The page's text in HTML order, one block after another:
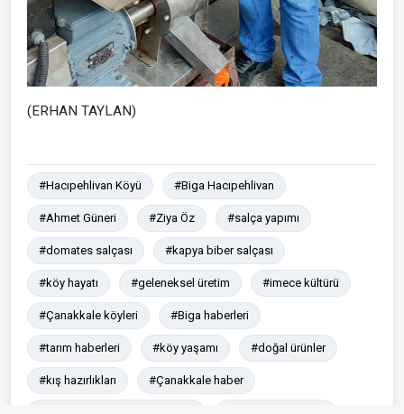
(ERHAN TAYLAN)
#Hacıpehlivan Köyü #Biga Hacıpehlivan
#Ahmet Güneri #Ziya Öz #salça yapımı
#domates salçası #kapya biber salçası
#köy hayatı #geleneksel üretim #imece kültürü
#Çanakkale köyleri #Biga haberleri
#tarım haberleri #köy yaşamı #doğal ürünler
#kış hazırlıkları #Çanakkale haber